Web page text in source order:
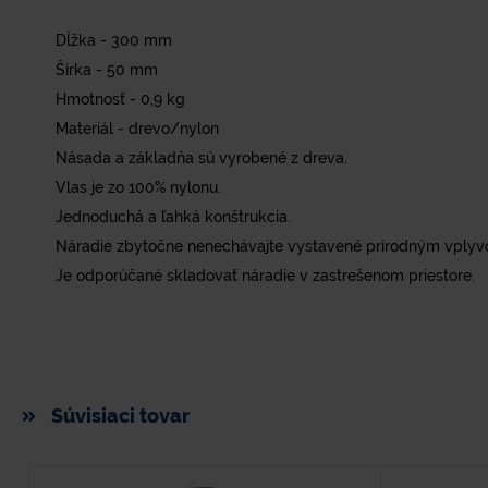
Dĺžka - 300 mm
Šírka - 50 mm
Hmotnosť - 0,9 kg
Materiál - drevo/nylon
Násada a základňa sú vyrobené z dreva.
Vlas je zo 100% nylonu.
Jednoduchá a ľahká konštrukcia.
Náradie zbytočne nenechávajte vystavené prírodným
Je odporúčané skladovať náradie v zastrešenom priestore.
Súvisiaci tovar